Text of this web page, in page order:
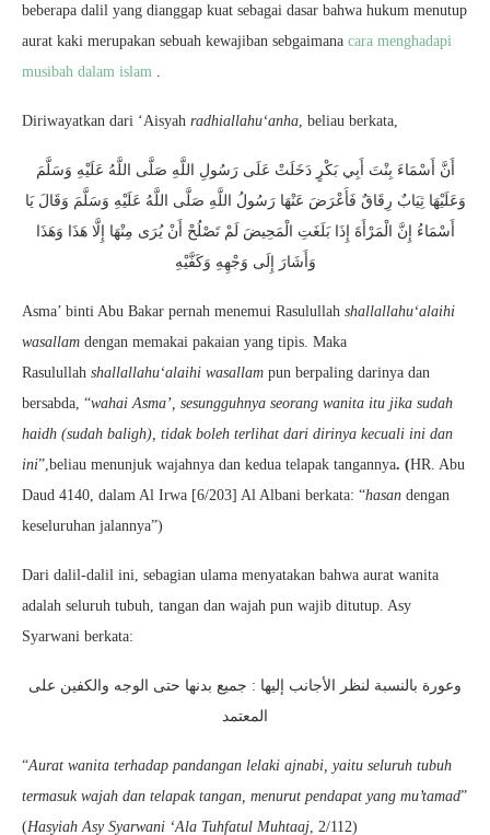
beberapa dalil yang dianggap kuat sebagai dasar bahwa hukum menutup
aurat kaki merupakan sebuah kewajiban sebgaimana cara menghadapi
musibah dalam islam .
Diriwayatkan dari ‘Aisyah radhiallahu‘anha, beliau berkata,
أَنَّ أَسْمَاءَ بِنْتَ أَبِي بَكْرٍ دَخَلَتْ عَلَى رَسُولِ اللَّهِ صَلَّى اللَّهُ عَلَيْهِ وَسَلَّمَ
وَعَلَيْهَا ثِيَابٌ رِقَاقٌ فَأَعْرَضَ عَنْهَا رَسُولُ اللَّهِ صَلَّى اللَّهُ عَلَيْهِ وَسَلَّمَ وَقَالَ يَا
أَسْمَاءُ إِنَّ الْمَرْأَةَ إِذَا بَلَغَتِ الْمَحِيضَ لَمْ تَصْلُحْ أَنْ يُرَى مِنْهَا إِلَّا هَذَا وَهَذَا
وَأَشَارَ إِلَى وَجْهِهِ وَكَفَّيْهِ
Asma’ binti Abu Bakar pernah menemui Rasulullah shallallahu‘alaihi
wasallam dengan memakai pakaian yang tipis. Maka
Rasulullah shallallahu‘alaihi wasallam pun berpaling darinya dan
bersabda, “wahai Asma’, sesungguhnya seorang wanita itu jika sudah
haidh (sudah baligh), tidak boleh terlihat dari dirinya kecuali ini dan
ini”,beliau menunjuk wajahnya dan kedua telapak tangannya. (HR. Abu
Daud 4140, dalam Al Irwa [6/203] Al Albani berkata: “hasan dengan
keseluruhan jalannya”)
Dari dalil-dalil ini, sebagian ulama menyatakan bahwa aurat wanita
adalah seluruh tubuh, tangan dan wajah pun wajib ditutup. Asy
Syarwani berkata:
وعورة بالنسبة لنظر الأجانب إليها : جميع بدنها حتى الوجه والكفين على
المعتمد
“Aurat wanita terhadap pandangan lelaki ajnabi, yaitu seluruh tubuh
termasuk wajah dan telapak tangan, menurut pendapat yang mu’tamad”
(Hasyiah Asy Syarwani ‘Ala Tuhfatul Muhtaaj, 2/112)